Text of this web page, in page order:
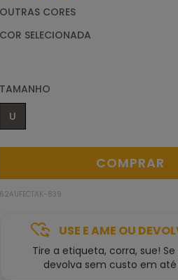
OUTRAS CORES
TAMANHO
U
62AUFECTAK-839
USE E AME OU
Tire a etiqueta, corra, sue!
devolva sem custo em até